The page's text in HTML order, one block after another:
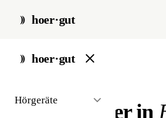
hoer·gut
hoer·gut
Hörgeräte
start / akustiker / bremen
Hörakustiker in